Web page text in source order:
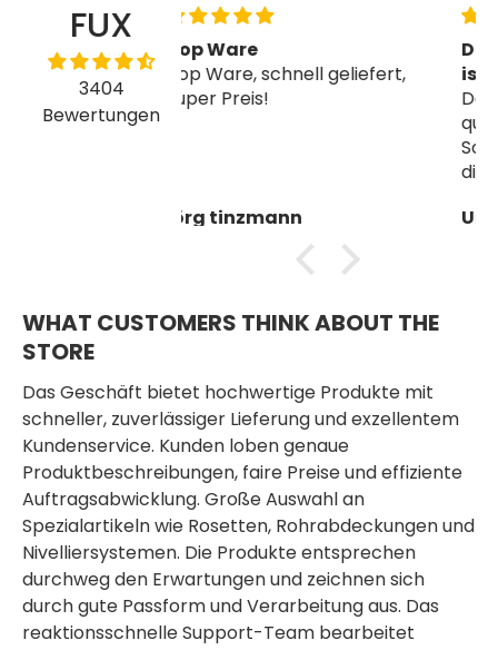
FUX
3404
Bewertungen
geliefert,
Das Fliesennivelliersystem
ist qualitativ einwandfrei
Das Fliesennivelliersystem ist
Abreissen (sofern man nicht
festzieht wie ein Ochse...). Am
Folgetag nach dem Kleben
einem Gummihammer
allenfalls so festziehen, dass
einer der 3 Stege der Haube
zum Hammer zeigt.
Urs Marty
WHAT CUSTOMERS THINK ABOUT THE
STORE
Das Geschäft bietet hochwertige Produkte mit
schneller, zuverlässiger Lieferung und exzellentem
Kundenservice. Kunden loben genaue
Produktbeschreibungen, faire Preise und effiziente
Auftragsabwicklung. Große Auswahl an
Spezialartikeln wie Rosetten, Rohrabdeckungen und
Nivelliersystemen. Die Produkte entsprechen
durchweg den Erwartungen und zeichnen sich
durch gute Passform und Verarbeitung aus. Das
reaktionsschnelle Support-Team bearbeitet